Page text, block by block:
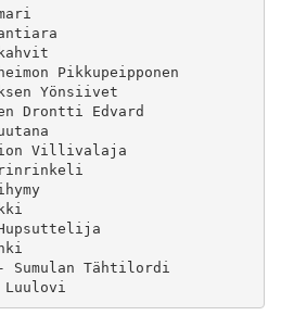
Pikkupeipponen
Yönsiivet
Drontti Edvard
Villivalaja
Tähtilordi